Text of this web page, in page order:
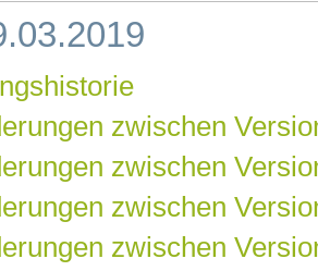
zwischen
zwischen
zwischen
zwischen